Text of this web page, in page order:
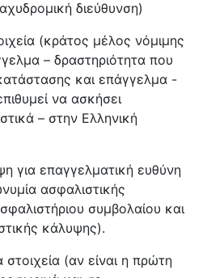
διεύθυνση)
(κράτος μέλος νόμιμης
– δραστηριότητα που
και επάγγελμα -
να ασκήσει
– στην Ελληνική
για επαγγελματική ευθύνη
ασφαλιστικής
συμβολαίου και
κάλυψης).
(αν είναι η πρώτη